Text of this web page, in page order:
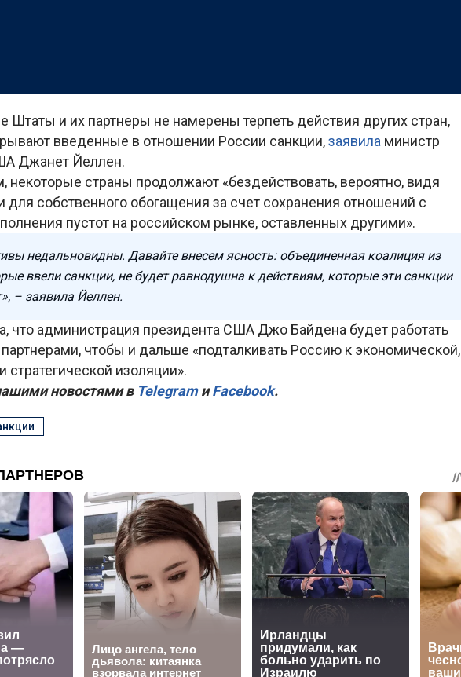
Штаты и их партнеры не намерены терпеть действия других стран,
введенные в отношении России санкции,заявила министр
Джанет Йеллен.
некоторые страны продолжают «бездействовать, вероятно, видя
для собственного обогащения за счет сохранения отношений с
пустот на российском рынке, оставленных другими».
недальновидны. Давайте внесем ясность: объединенная коалиция из
ввели санкции, не будет равнодушна к действиям, которые эти санкции
– заявила Йеллен.
что администрация президента США Джо Байдена будет работать
чтобы и дальше «подталкивать Россию к экономической,
стратегической изоляции».
новостями вTelegramиFacebook.